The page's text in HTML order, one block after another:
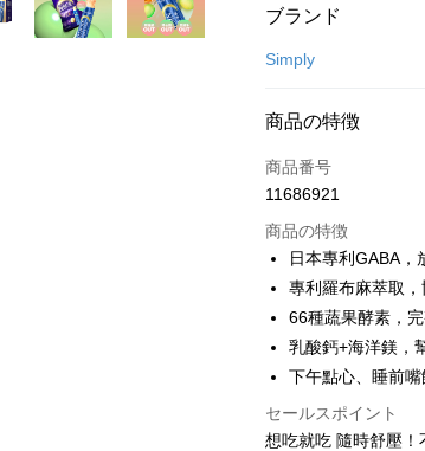
お支払い方法
クレジットカード1回
Apple Pay
JKOPAY
Google Pay
AFTEE代金後払い
説明
ブランド
Simply
商品の特徴
商品番号
11686921
商品の特徴
日本專利GABA，
專利羅布麻萃取
66種蔬果酵素，
乳酸鈣+海洋鎂，
下午點心、睡前嘴
セールスポイント
想吃就吃 隨時舒壓